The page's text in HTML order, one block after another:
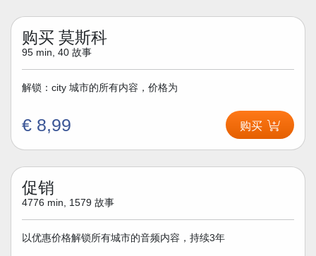
购买 莫斯科
95 min, 40 故事
解锁：city 城市的所有内容，价格为
€ 8,99 购买
促销
4776 min, 1579 故事
以优惠价格解锁所有城市的音频内容，持续3年